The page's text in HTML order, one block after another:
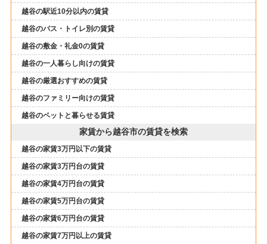
越谷の駅近10分以内の賃貸
越谷のバス・トイレ別の賃貸
越谷の敷金・礼金0の賃貸
越谷の一人暮らし向けの賃貸
越谷の厳選おすすめの賃貸
越谷のファミリー向けの賃貸
越谷のペットと暮らせる賃貸
家賃から越谷市の賃貸を検索
越谷の家賃3万円以下の賃貸
越谷の家賃3万円台の賃貸
越谷の家賃4万円台の賃貸
越谷の家賃5万円台の賃貸
越谷の家賃6万円台の賃貸
越谷の家賃7万円以上の賃貸